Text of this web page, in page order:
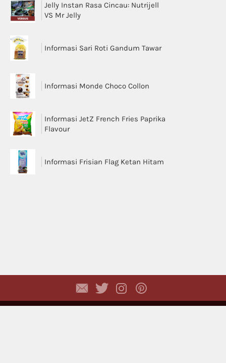
Jelly Instan Rasa Cincau: Nutrijell
VS Mr Jelly
Informasi Sari Roti Gandum Tawar
Informasi Monde Choco Collon
Informasi JetZ French Fries Paprika
Flavour
Informasi Frisian Flag Ketan Hitam